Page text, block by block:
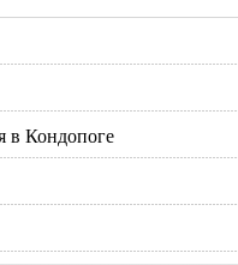
в Кондопоге